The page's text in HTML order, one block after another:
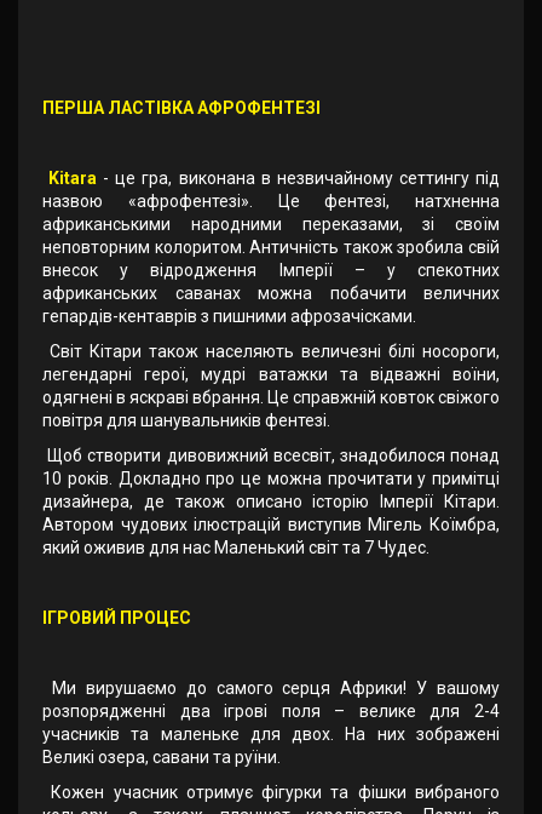
ПЕРША ЛАСТІВКА АФРОФЕНТЕЗІ
Kitara - це гра, виконана в незвичайному сеттингу під
назвою «афрофентезі». Це фентезі, натхненна
африканськими народними переказами, зі своїм
неповторним колоритом. Античність також зробила свій
внесок у відродження Імперії – у спекотних
африканських саванах можна побачити величних
гепардів-кентаврів з пишними афрозачісками.
Світ Кітари також населяють величезні білі носороги,
легендарні герої, мудрі ватажки та відважні воїни,
одягнені в яскраві вбрання. Це справжній ковток свіжого
повітря для шанувальників фентезі.
Щоб створити дивовижний всесвіт, знадобилося понад
10 років. Докладно про це можна прочитати у примітці
дизайнера, де також описано історію Імперії Кітари.
Автором чудових ілюстрацій виступив Мігель Коїмбра,
який оживив для нас Маленький світ та 7 Чудес.
ІГРОВИЙ ПРОЦЕС
Ми вирушаємо до самого серця Африки! У вашому
розпорядженні два ігрові поля – велике для 2-4
учасників та маленьке для двох. На них зображені
Великі озера, савани та руїни.
Кожен учасник отримує фігурки та фішки вибраного